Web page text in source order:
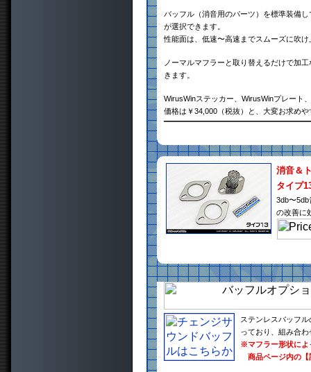
バッフル（消音用のパーツ）を標準装備
が選択できます。
性能面は、低速〜高速までスムーズに吹
ノーマルマフラーと取り替えるだけで加
きます。
WirusWinステッカー、WirusWinプレート
価格は￥34,000（税抜）と、大変お求め
消音＆
タイプ
3db〜
の改善に
ステンレスバッフ
っており、組み合
※マフラー形状によ
商品ページ内の【